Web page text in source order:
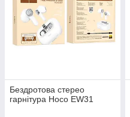
Бездротова стерео
гарнітура Hoco EW31